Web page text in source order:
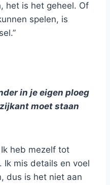
het is het geheel. Of
spelen, is
in je eigen ploeg
moet staan
heb mezelf tot
mis details en voel
dus is het niet aan